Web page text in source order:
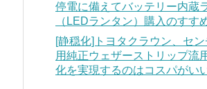
停電に備えてバッテリー内蔵
（LEDランタン）購入のすす
[静穏化]トヨタクラウン、セ
用純正ウェザーストリップ流
化を実現するのはコスパがい